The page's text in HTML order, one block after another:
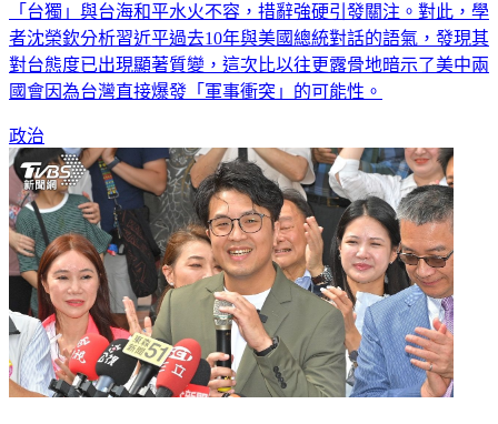
「台獨」與台海和平水火不容，措辭強硬引發關注。對此，學
者沈榮欽分析習近平過去10年與美國總統對話的語氣，發現其
對台態度已出現顯著質變，這次比以往更露骨地暗示了美中兩
國會因為台灣直接爆發「軍事衝突」的可能性。
政治